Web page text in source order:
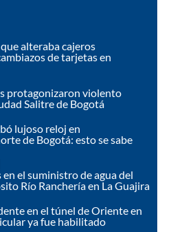
alteraba cajeros
de tarjetas en
protagonizaron violento
Salitre de Bogotá
lujoso reloj en
de Bogotá: esto se sabe
el suministro de agua del
Río Ranchería en La Guajira
en el túnel de Oriente en
ya fue habilitado